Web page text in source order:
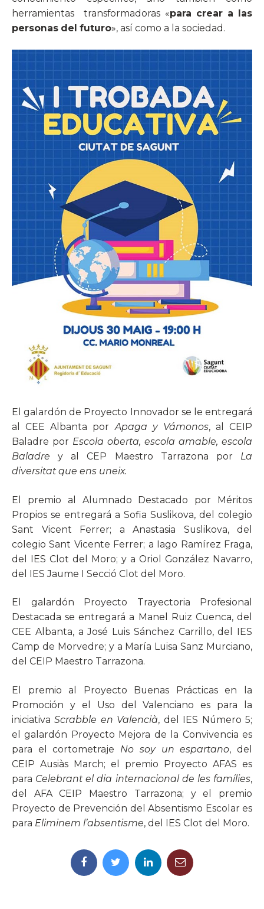
herramientas transformadoras «para crear a las
personas del futuro», así como a la sociedad.
El galardón de Proyecto Innovador se le entregará
al CEE Albanta porApaga y Vámonos, al CEIP
Baladre por Escola oberta, escola amable, escola
Baladre y al CEP Maestro Tarrazona por La
diversitat que ens uneix.
El premio al Alumnado Destacado por Méritos
Propios se entregará a Sofia Suslikova, del colegio
Sant Vicent Ferrer; a Anastasia Suslikova, del
colegio Sant Vicente Ferrer; a Iago Ramírez Fraga,
del IES Clot del Moro; y a Oriol González Navarro,
del IES Jaume I Secció Clot del Moro.
El galardón Proyecto Trayectoria Profesional
Destacada se entregará a Manel Ruiz Cuenca, del
CEE Albanta, a José Luis Sánchez Carrillo, del IES
Camp de Morvedre; y a María Luisa Sanz Murciano,
del CEIP Maestro Tarrazona.
El premio al Proyecto Buenas Prácticas en la
Promoción y el Uso del Valenciano es para la
iniciativaScrabble en Valencià, del IES Número 5;
el galardón Proyecto Mejora de la Convivencia es
para el cortometraje No soy un espartano, del
CEIP Ausiàs March; el premio Proyecto AFAS es
para Celebrant el dia internacional de les famílies,
del AFA CEIP Maestro Tarrazona; y el premio
Proyecto de Prevención del Absentismo Escolar es
para Eliminem l’absentisme, del IES Clot del Moro.